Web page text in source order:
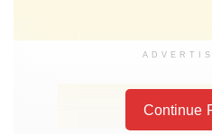
Continue